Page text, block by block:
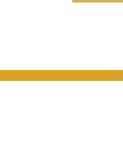
GRAFZERK
ALLLES